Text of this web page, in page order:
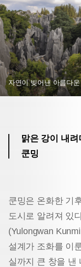
자연이 빚어낸 아름다
맑은 강이 내
쿤밍
쿤밍은 온화한 기
도시로 알려져 있
(Yulongwan
설계가 조화를 이
실까지 큰 창을 낸